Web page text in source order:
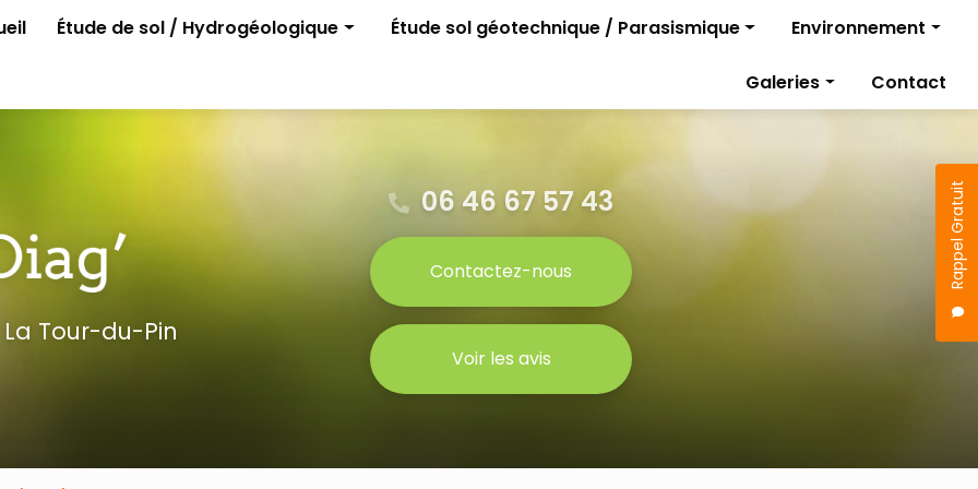
Rappel Gratuit
Étude de sol / Hydrogéologique
Permis d'aménager
Étude sol géotechnique / Parasismique
G2 avant projet
Étude G0
Environnement
Diagnostics
Gestion des travaux
Galeries Contact
Tour-du-Pin
06 46 67 57 43
Contactez-nous
Voir les avis